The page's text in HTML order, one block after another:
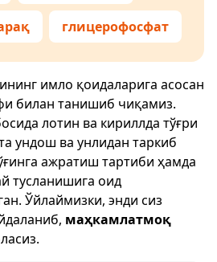
глицерофосфат
имло қоидаларига асосан
билан танишиб чиқамиз.
лотин ва кириллда тўғри
ундош ва унлидан таркиб
ажратиш тартиби ҳамда
тусланишига оид
Ўйлаймизки, энди сиз
маҳкамлатмоқ